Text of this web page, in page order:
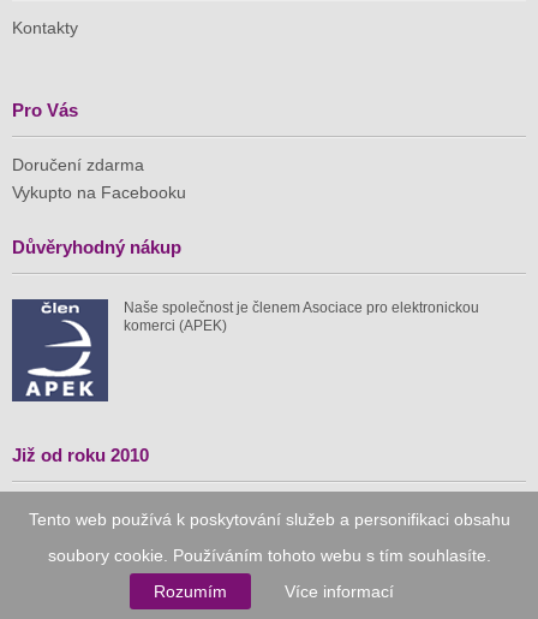
Tento web používá k poskytování služeb a personifikaci obsahu
soubory cookie. Používáním tohoto webu s tím souhlasíte.
Rozumím
Více informací
Kontakty
Pro Vás
Doručení zdarma
Vykupto na Facebooku
Důvěryhodný nákup
Naše společnost je členem Asociace pro elektronickou
komerci (APEK)
Již od roku 2010
59 tis.
spuštěných nabídek
1 511 mil.
ušetřeno nákupy